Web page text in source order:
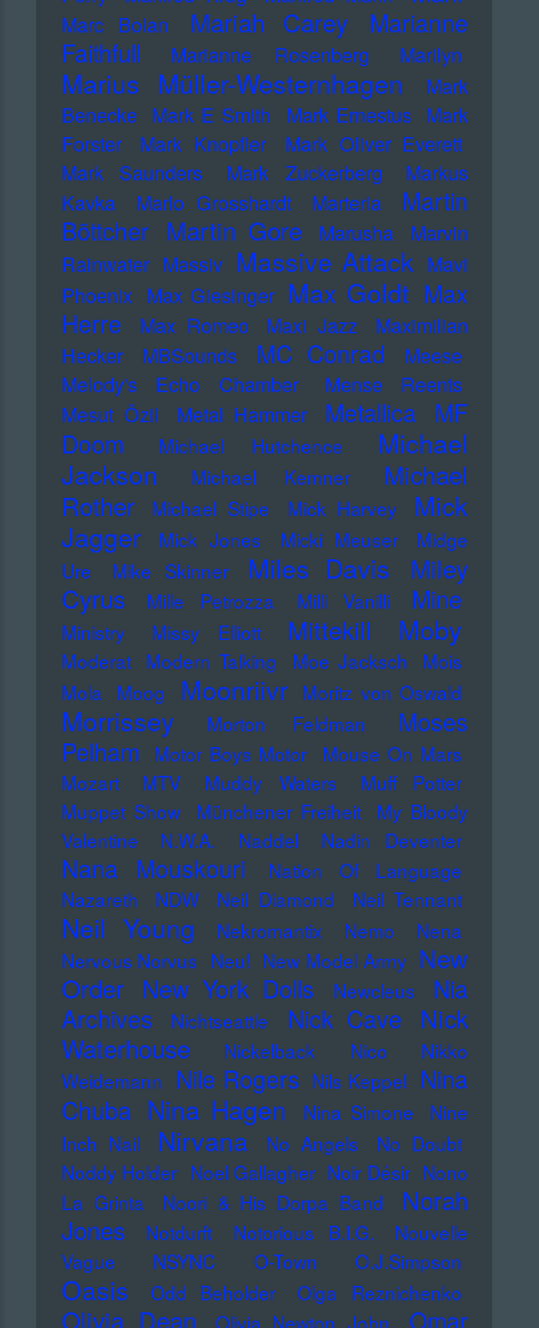
Marc Bolan Mariah Carey
Marianne
Faithfull
Marianne Rosenberg Marilyn
Marius Müller-Westernhagen
Mark
Benecke Mark E Smith Mark Ernestus Mark
Forster
Mark Knopfler
Mark Oliver Everett
Mark Saunders
Mark Zuckerberg
Markus
Kavka
Marlo Grosshardt Marteria
Martin
Böttcher Martin Gore Marusha
Marvin
Rainwater Massiv Massive Attack Mavi
Phoenix Max Giesinger Max Goldt Max
Herre
Max Romeo Maxi Jazz
Maximilian
Hecker
MBSounds MC Conrad
Meese
Melody's Echo Chamber
Mense Reents
Mesut Özil
Metal Hammer Metallica MF
Doom
Michael Hutchence
Michael
Jackson
Michael Kemner
Michael
Rother
Michael Stipe Mick Harvey
Mick
Jagger
Mick Jones Micki Meuser
Midge
Ure
Mike Skinner Miles Davis
Miley
Cyrus
Mille Petrozza Milli Vanilli Mine
Ministry Missy Elliott Mittekill Moby
Moderat Modern Talking Moe Jacksch
Mois
Mola
Moog Moonriivr Moritz von Oswald
Morrissey Morton Feldman
Moses
Pelham
Motor Boys Motor
Mouse On Mars
Mozart
MTV Muddy Waters
Muff Potter
Muppet Show
Münchener Freiheit
My Bloody
Valentine
N.W.A. Naddel Nadin Deventer
Nana Mouskouri
Nation Of Language
Nazareth
NDW Neil Diamond Neil Tennant
Neil Young Nekromantix Nemo
Nena
Nervous Norvus Neu! New Model Army New
Order New York Dolls Newcleus
Nia
Archives
Nichtseattle Nick Cave
Nick
Waterhouse
Nickelback Nico
Nikko
Weidemann Nile Rogers Nils Keppel Nina
Chuba Nina Hagen Nina Simone
Nine
Inch Nail
Nirvana No Angels
No Doubt
Noddy Holder Noel Gallagher Noir Désir Nono
La Grinta
Noori & His Dorpa Band
Norah
Jones
Notdurft Notorious B.I.G.
Nouvelle
Vague
NSYNC O-Town O.J.Simpson
Oasis Odd Beholder Olga Reznichenko
Olivia Dean Olivia Newton John